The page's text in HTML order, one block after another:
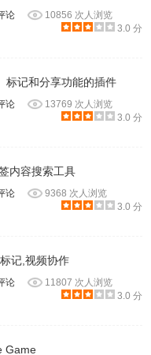
论
10856 次人浏览
3.0 分
标记和分享功能的插件
论
13769 次人浏览
3.0 分
内容搜索工具
论
9368 次人浏览
3.0 分
记,视频协作
论
11807 次人浏览
3.0 分
Game